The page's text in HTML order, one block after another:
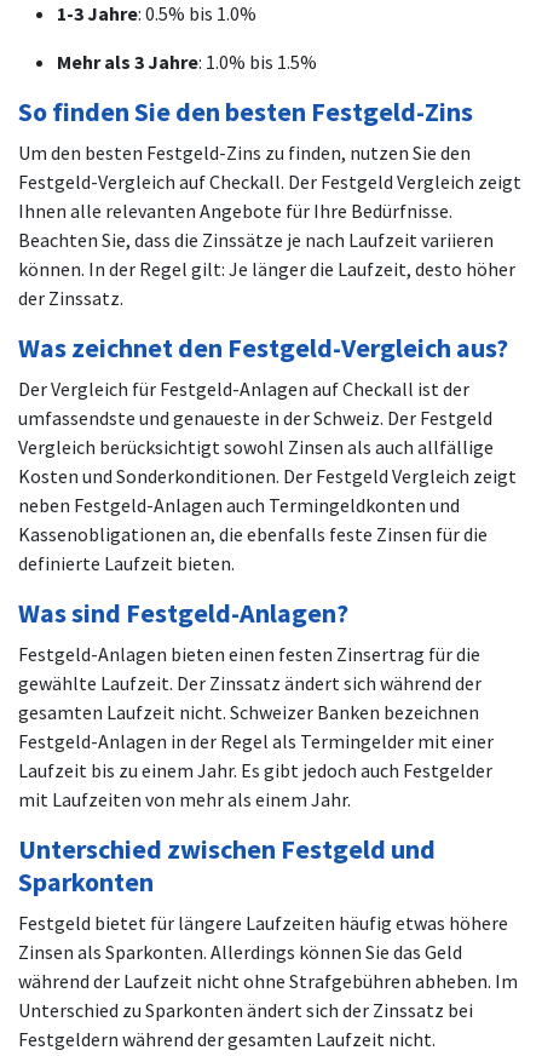
1-3 Jahre: 0.5% bis 1.0%
Mehr als 3 Jahre: 1.0% bis 1.5%
So finden Sie den besten Festgeld-Zins
Um den besten Festgeld-Zins zu finden, nutzen Sie den
Festgeld-Vergleich auf Checkall. Der Festgeld Vergleich zeigt
Ihnen alle relevanten Angebote für Ihre Bedürfnisse.
Beachten Sie, dass die Zinssätze je nach Laufzeit variieren
können. In der Regel gilt: Je länger die Laufzeit, desto höher
der Zinssatz.
Was zeichnet den Festgeld-Vergleich aus?
Der Vergleich für Festgeld-Anlagen auf Checkall ist der
umfassendste und genaueste in der Schweiz. Der Festgeld
Vergleich berücksichtigt sowohl Zinsen als auch allfällige
Kosten und Sonderkonditionen. Der Festgeld Vergleich zeigt
neben Festgeld-Anlagen auch Termingeldkonten und
Kassenobligationen an, die ebenfalls feste Zinsen für die
definierte Laufzeit bieten.
Was sind Festgeld-Anlagen?
Festgeld-Anlagen bieten einen festen Zinsertrag für die
gewählte Laufzeit. Der Zinssatz ändert sich während der
gesamten Laufzeit nicht. Schweizer Banken bezeichnen
Festgeld-Anlagen in der Regel als Termingelder mit einer
Laufzeit bis zu einem Jahr. Es gibt jedoch auch Festgelder
mit Laufzeiten von mehr als einem Jahr.
Unterschied zwischen Festgeld und
Sparkonten
Festgeld bietet für längere Laufzeiten häufig etwas höhere
Zinsen als Sparkonten. Allerdings können Sie das Geld
während der Laufzeit nicht ohne Strafgebühren abheben. Im
Unterschied zu Sparkonten ändert sich der Zinssatz bei
Festgeldern während der gesamten Laufzeit nicht.